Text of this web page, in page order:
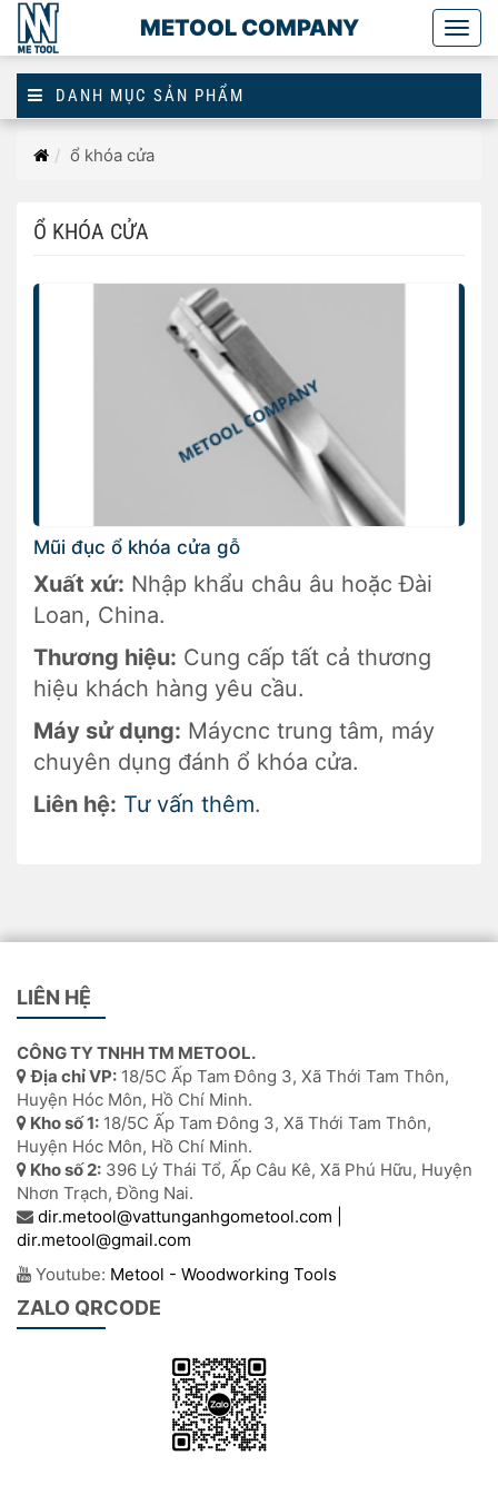
METOOL COMPANY
DANH MỤC SẢN PHẨM
Trangổ khóa cửa
Ổ KHÓA CỬA
Mũi đục ổ khóa cửa gỗ
Xuất xứ: Nhập khẩu châu âu hoặc Đài
Loan, China.
Thương hiệu: Cung cấp tất cả thương
hiệu khách hàng yêu cầu.
Máy sử dụng: Máycnc trung tâm, máy
chuyên dụng đánh ổ khóa cửa.
Liên hệ: Tư vấn thêm.
LIÊN HỆ
CÔNG TY TNHH TM METOOL.
Địa chỉ VP: 18/5C Ấp Tam Đông 3, Xã Thới Tam Thôn,
Huyện Hóc Môn, Hồ Chí Minh.
Kho số 1: 18/5C Ấp Tam Đông 3, Xã Thới Tam Thôn,
Huyện Hóc Môn, Hồ Chí Minh.
Kho số 2: 396 Lý Thái Tổ, Ấp Câu Kê, Xã Phú Hữu, Huyện
Nhơn Trạch, Đồng Nai.
dir.metool@vattunganhgometool.com |
dir.metool@gmail.com
Youtube: Metool - Woodworking Tools
ZALO QRCODE